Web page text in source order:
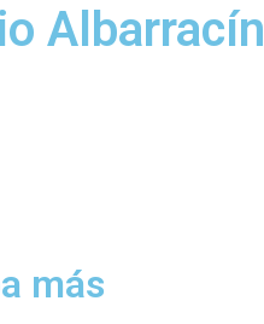
Albarracín
más